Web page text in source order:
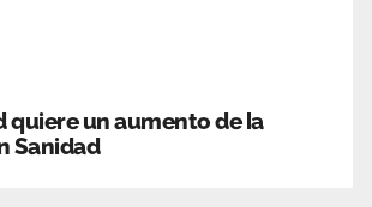
quiere un aumento de la
Sanidad